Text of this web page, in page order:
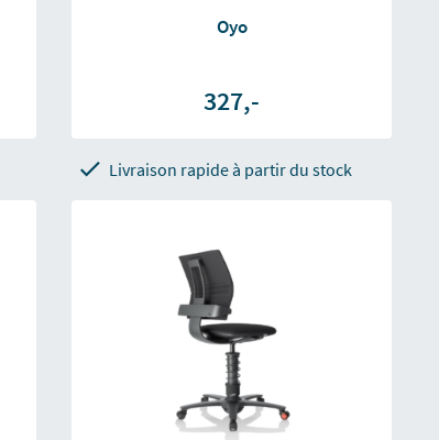
Oyo
327,-
Livraison rapide à partir du stock